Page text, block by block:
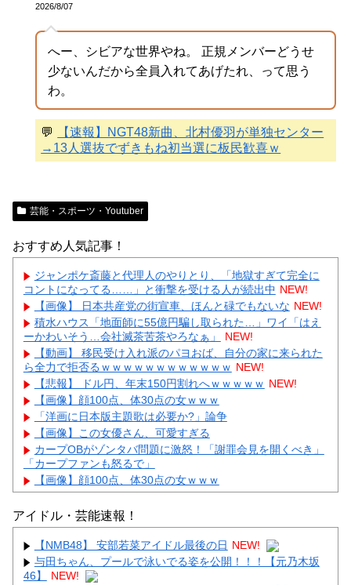
2026/8/07
へー、シビアな世界やね。 正規メンバーどうせ
少ないんだから全員入れてあげたれ、って思う
わ。
💬
【速報】NGT48新曲、北村優羽が単独センター
→13人選抜でずきもね初当選に板民歓喜ｗ
芸能・スポーツ・Youtuber
おすすめ人気記事！
ジャンポケ斎藤と代理人のやりとり、「地獄すぎて完全に
コントになってる……」と衝撃を受ける人が続出中 NEW!
【画像】 日本共産党の街宣車、ほんと碌でもないな NEW!
積水ハウス「地面師に55億円騙し取られた…」ワイ「はえ
ーかわいそう…会社滅茶苦茶やろなぁ」
NEW!
【動画】 移民受け入れ派のパヨおば、自分の家に来られた
ら全力で拒否るｗｗｗｗｗｗｗｗｗｗｗｗ NEW!
【悲報】 ドル円、年末150円割れへｗｗｗｗｗ NEW!
【画像】顔100点、体30点の女ｗｗｗ
「洋画に日本版主題歌は必要か?」論争
【画像】この女優さん、可愛すぎる
カープOBがゾンタバ問題に激怒！「謝罪会見を開くべき」
「カープファンも怒るで」
【画像】顔100点、体30点の女ｗｗｗ
Powered by livedoor 相互RSS
アイドル・芸能速報！
【NMB48】 安部若菜アイドル最後の日 NEW!
与田ちゃん、プールで泳いでる姿を公開！！！【元乃木坂
46】
NEW!